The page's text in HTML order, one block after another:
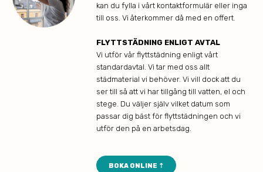
kan du fylla i vårt kontaktformulär eller inga
till oss. Vi återkommer då med en offert.
FLYTTSTÄDNING ENLIGT AVTAL
Vi utför vår flyttstädning enligt vårt
standardavtal. Vi tar med oss allt
städmaterial vi behöver. Vi vill dock att du
ser till så att vi har tillgång till vatten, el och
stege. Du väljer själv vilket datum som
passar dig bäst för flyttstädningen och vi
utför den på en arbetsdag.
BOKA ONLINE ⇡